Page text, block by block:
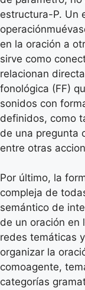
estructura-P. Un
en la oración a
sirve como
relacionan
fonológica (FF)
sonidos con
definidos, como
de una pregunta
entre otras
Por último, la
compleja de
semántico de
de un oración en
redes temáticas
organizar la
comoagente,
categorías